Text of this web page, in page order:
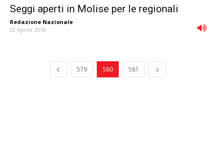
Seggi aperti in Molise per le regionali
Redazione Nazionale -
22 Aprile 2018
579 580 581